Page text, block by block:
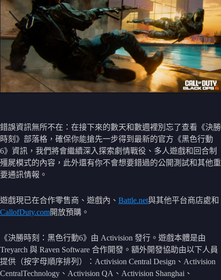
錯誤資訊無所不在：在接下來的數天和數週裡別忘了查看《決勝
時刻》部落格，確保你能搶先一步得到最新的官方《黑色行動
6》資訊，我們將會繼續深入探索劇情戰役、多人遊戲和回合制
殭屍模式的內容，此外還有你不會想要錯過的公開測試和其他重
要通訊情報。
遊戲現已在合作零售商、遊戲內、 Battle.net與其他平台商店處和
CallofDuty.com開放預購。
《決勝時刻：黑色行動6》由 Activision 發行。遊戲本體是由
Treyarch 與 Raven Software 合作開發。額外開發協助由以下人員
提供（按字母順序排列）：Activision Central Design、Activision
CentralTechnology、Activision QA、Activision Shanghai、